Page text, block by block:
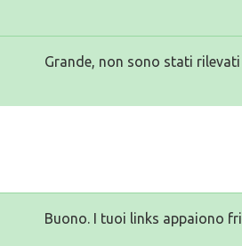
Grande, non sono stati
Buono. I tuoi links appaiono